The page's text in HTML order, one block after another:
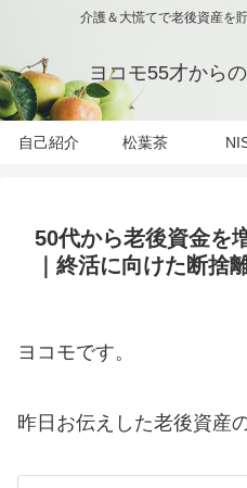
介護＆大慌てで老後資産を
ヨコモ55才から
自己紹介 松葉茶
50代から老後資金を
｜終活に向けた断捨
ヨコモです。
昨日お伝えした老後資産